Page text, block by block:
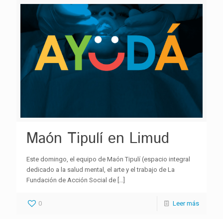
Maón Tipulí en Limud
Este domingo, el equipo de Maón Tipulí (espacio integral
dedicado a la salud mental, el arte y el trabajo de La
Fundación de Acción Social de
0 Leer más